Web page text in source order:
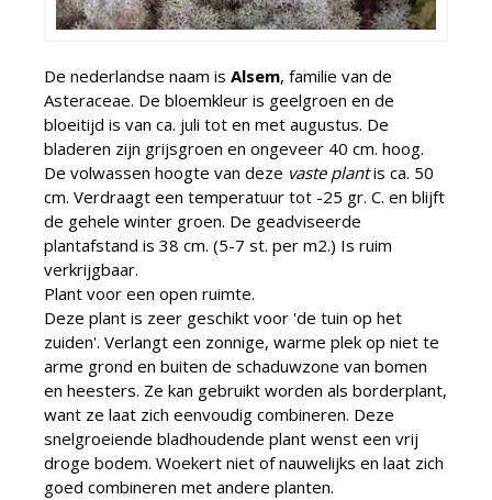
De nederlandse naam is Alsem, familie van de
Asteraceae. De bloemkleur is geelgroen en de
bloeitijd is van ca. juli tot en met augustus. De
bladeren zijn grijsgroen en ongeveer 40 cm. hoog.
De volwassen hoogte van deze vaste plantis ca. 50
cm. Verdraagt een temperatuur tot -25 gr. C. en blijft
de gehele winter groen. De geadviseerde
plantafstand is 38 cm. (5-7 st. per m2.) Is ruim
verkrijgbaar.
Plant voor een open ruimte.
Deze plant is zeer geschikt voor 'de tuin op het
zuiden'. Verlangt een zonnige, warme plek op niet te
arme grond en buiten de schaduwzone van bomen
en heesters. Ze kan gebruikt worden als borderplant,
want ze laat zich eenvoudig combineren. Deze
snelgroeiende bladhoudende plant wenst een vrij
droge bodem. Woekert niet of nauwelijks en laat zich
goed combineren met andere planten.